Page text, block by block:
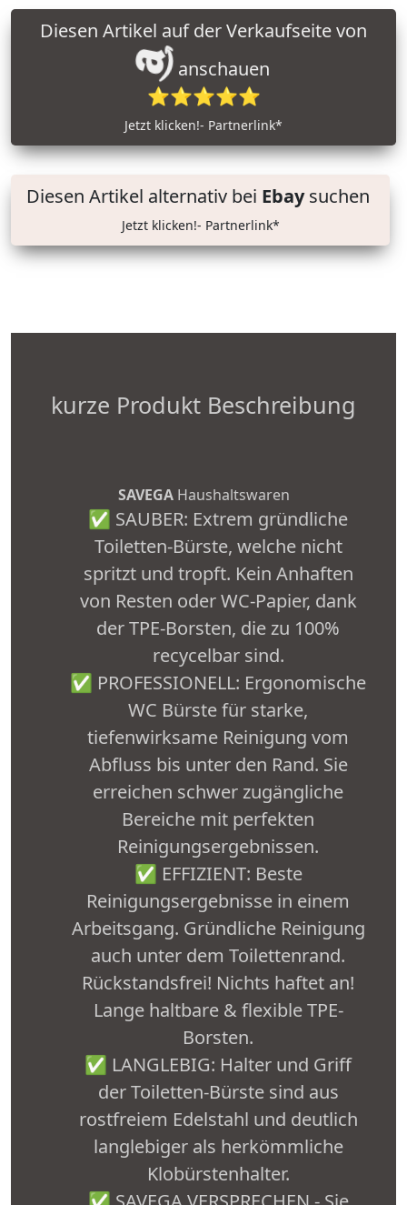
anschauen
⭐⭐⭐⭐⭐
Jetzt klicken!- Partnerlink*
Diesen Artikel alternativ bei Ebaysuchen
Jetzt klicken!- Partnerlink*
kurze Produkt Beschreibung
SAVEGAHaushaltswaren
✅ SAUBER: Extrem gründliche
Toiletten-Bürste, welche nicht
spritzt und tropft. Kein Anhaften
von Resten oder WC-Papier, dank
der TPE-Borsten, die zu 100%
recycelbar sind.
✅ PROFESSIONELL: Ergonomische
WC Bürste für starke,
tiefenwirksame Reinigung vom
Abfluss bis unter den Rand. Sie
erreichen schwer zugängliche
Bereiche mit perfekten
Reinigungsergebnissen.
✅ EFFIZIENT: Beste
Reinigungsergebnisse in einem
Arbeitsgang. Gründliche Reinigung
auch unter dem Toilettenrand.
Rückstandsfrei! Nichts haftet an!
Lange haltbare & flexible TPE-
Borsten.
✅ LANGLEBIG: Halter und Griff
der Toiletten-Bürste sind aus
rostfreiem Edelstahl und deutlich
langlebiger als herkömmliche
Klobürstenhalter.